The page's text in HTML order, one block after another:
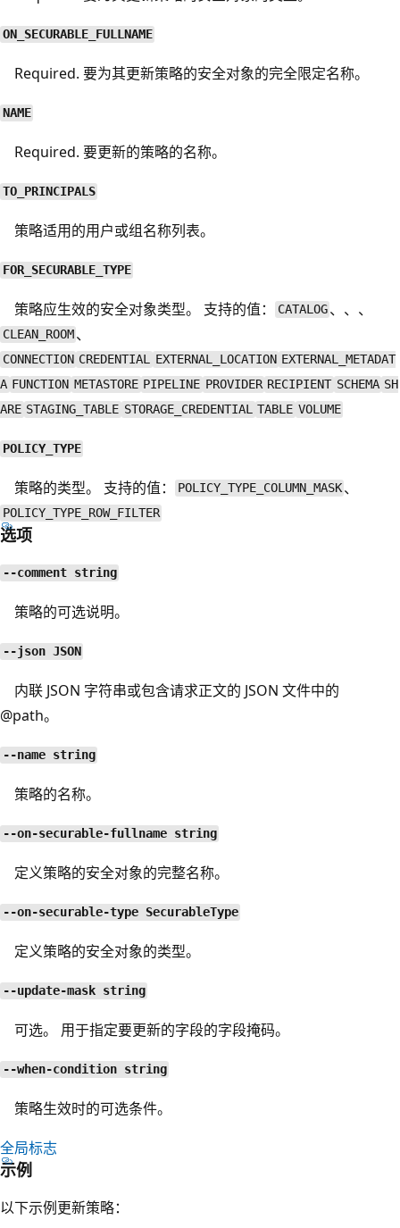
ON_SECURABLE_FULLNAME
Required. 要为其更新策略的安全对象的完全限定名称。
NAME
Required. 要更新的策略的名称。
TO_PRINCIPALS
策略适用的用户或组名称列表。
FOR_SECURABLE_TYPE
策略应生效的安全对象类型。 支持的值： CATALOG 、、、
CLEAN_ROOM 、
CONNECTION CREDENTIAL EXTERNAL_LOCATION EXTERNAL_METADAT
A FUNCTION METASTORE PIPELINE PROVIDER RECIPIENT SCHEMA SH
ARE STAGING_TABLE STORAGE_CREDENTIAL TABLE VOLUME
POLICY_TYPE
策略的类型。 支持的值： POLICY_TYPE_COLUMN_MASK 、
POLICY_TYPE_ROW_FILTER
选项
--comment string
策略的可选说明。
--json JSON
内联 JSON 字符串或包含请求正文的 JSON 文件中的
@path。
--name string
策略的名称。
--on-securable-fullname string
定义策略的安全对象的完整名称。
--on-securable-type SecurableType
定义策略的安全对象的类型。
--update-mask string
可选。 用于指定要更新的字段的字段掩码。
--when-condition string
策略生效时的可选条件。
全局标志
示例
以下示例更新策略：